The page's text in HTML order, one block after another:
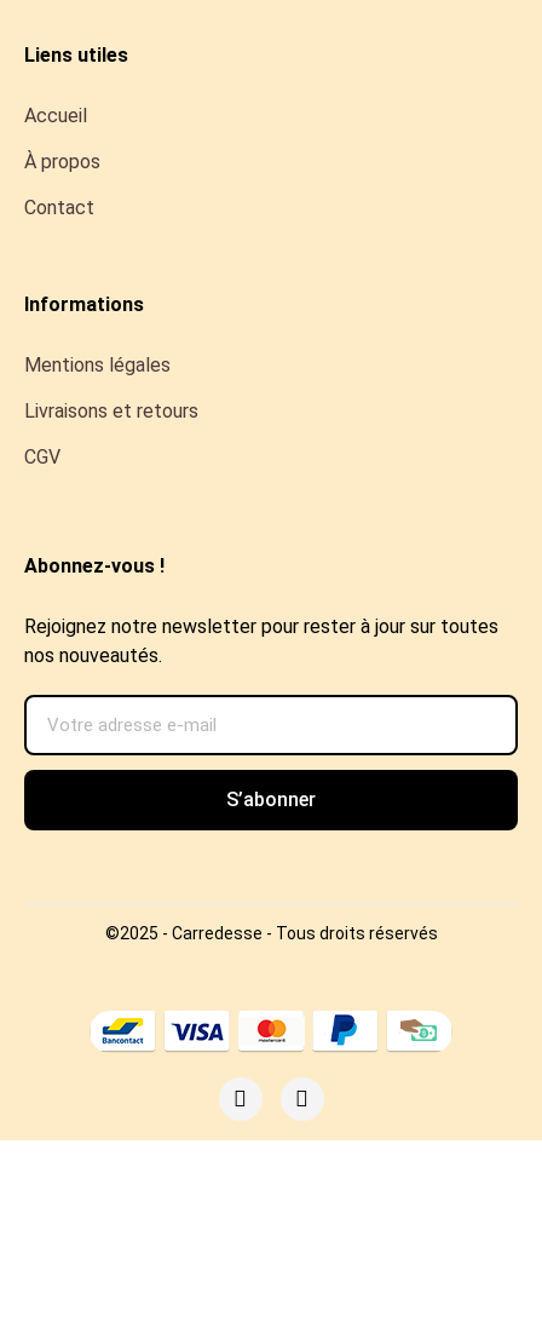
Liens utiles
Accueil
À propos
Contact
Informations
Mentions légales
Livraisons et retours
CGV
Abonnez-vous !
Rejoignez notre newsletter pour rester à jour sur toutes
nos nouveautés.
S’abonner
©2025 - Carredesse - Tous droits réservés